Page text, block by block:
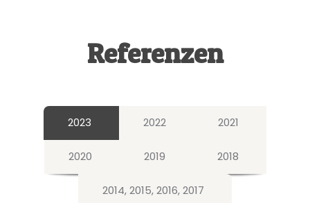
Referenzen
2023 2022 2021
2020 2019 2018
2014, 2015, 2016, 2017